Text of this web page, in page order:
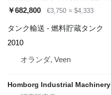
￥682,800 €3,750 ≈ $4,333
タンク輸送 - 燃料貯蔵タンク
2010
オランダ, Veen
Homborg Industrial Machinery